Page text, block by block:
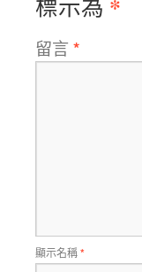
標示為
留言 *
顯示名稱*